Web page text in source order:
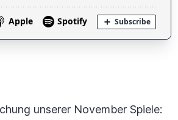
unserer November Spiele: